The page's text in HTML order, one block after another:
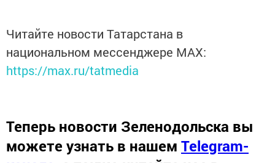
Читайте новости Татарстана в
национальном мессенджере MАХ:
https://max.ru/tatmedia
Теперь новости Зеленодольска вы
можете узнать в нашем Telegram-